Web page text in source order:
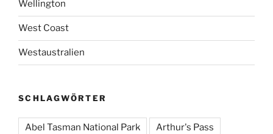
Wellington
West Coast
Westaustralien
SCHLAGWÖRTER
Abel Tasman National Park Arthur's Pass